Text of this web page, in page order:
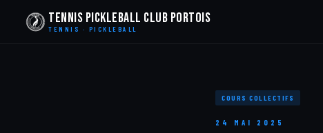
Tennis Pickleball Club Portois
TENNIS · PICKLEBALL
COURS COLLECTIFS
24 MAI 2025